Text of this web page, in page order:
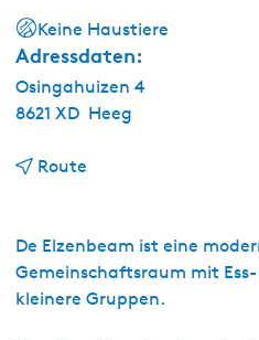
De Elzenbeam ist eine
Gemeinschaftsraum mit
kleinere Gruppen.
Keine Haustiere
Adressdaten:
Osingahuizen 4
8621 XD Heeg
Route
S
t
i